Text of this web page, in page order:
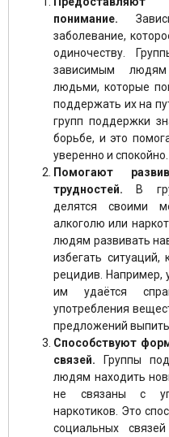
понимание.
заболевание,
одиночеству.
зависимым
людьми, которые
поддержать их на
групп поддержки
борьбе, и это
уверенно и спокойно.
Помогают
трудностей. В
делятся своими
алкоголю или
людям развивать
избегать ситуаций,
рецидив. Например,
им удаётся
употребления
предложений выпить
Способствуют
связей. Группы
людям находить
не связаны с
наркотиков. Это
социальных